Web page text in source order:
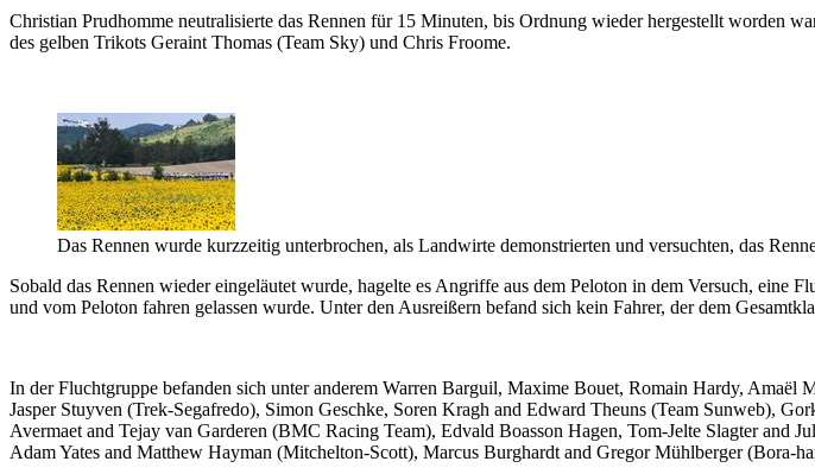
Christian Prudhomme neutralisierte das Rennen für 15 Minuten, bis Ordnung wieder hergestellt worden
des gelben Trikots Geraint Thomas (Team Sky) und Chris Froome.
Das Rennen wurde kurzzeitig unterbrochen, als Landwirte demonstrierten und versuchten, das
Sobald das Rennen wieder eingeläutet wurde, hagelte es Angriffe aus dem Peloton in dem Versuch, eine
und vom Peloton fahren gelassen wurde. Unter den Ausreißern befand sich kein Fahrer, der dem
In der Fluchtgruppe befanden sich unter anderem Warren Barguil, Maxime Bouet, Romain Hardy,
Jasper Stuyven (Trek-Segafredo), Simon Geschke, Soren Kragh and Edward Theuns (Team Sunweb),
Avermaet and Tejay van Garderen (BMC Racing Team), Edvald Boasson Hagen, Tom-Jelte Slagter
Adam Yates and Matthew Hayman (Mitchelton-Scott), Marcus Burghardt and Gregor Mühlberger